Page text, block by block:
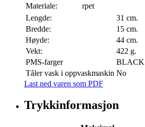
Materiale:
rpet
Lengde:
31 cm.
Bredde:
15 cm.
Høyde:
44 cm.
Vekt:
422 g.
PMS-farger
BLACK
Tåler vask i oppvaskmaskin No
Last ned varen som PDF
Trykkinformasjon